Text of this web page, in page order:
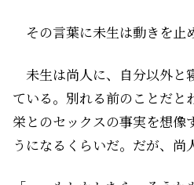
その言葉に未生は動きを止
未生は尚人に、自分以外と
ている。別れる前のことだと
栄とのセックスの事実を想像
うになるくらいだ。だが、尚